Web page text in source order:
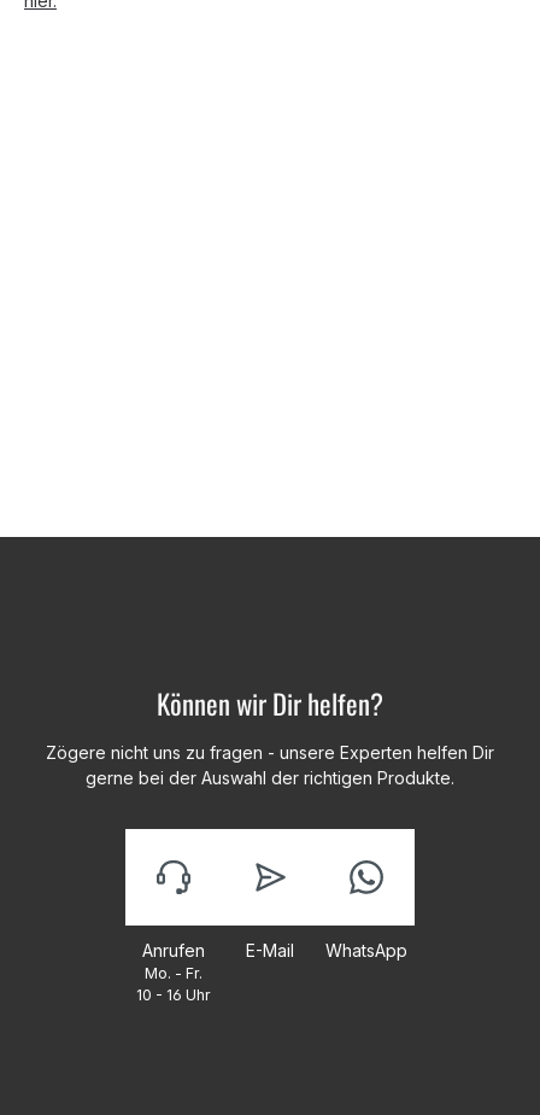
Können wir Dir helfen?
Zögere nicht uns zu fragen - unsere Experten helfen Dir
gerne bei der Auswahl der richtigen Produkte.
Anrufen
Mo. - Fr.
10 - 16 Uhr
E-Mail WhatsApp